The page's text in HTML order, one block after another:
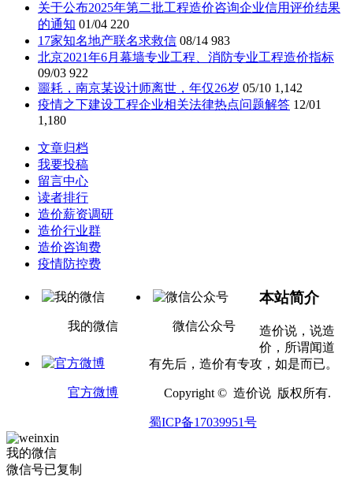
关于公布2025年第二批工程造价咨询企业信用评价结果
的通知 01/04 220
17家知名地产联名求救信 08/14 983
北京2021年6月幕墙专业工程、消防专业工程造价指标
09/03 922
噩耗，南京某设计师离世，年仅26岁 05/10 1,142
疫情之下建设工程企业相关法律热点问题解答 12/01
1,180
文章归档
我要投稿
留言中心
读者排行
造价薪资调研
造价行业群
造价咨询费
疫情防控费
我的微信 微信公众号
官方微博
本站简介
造价说，说造
价，所谓闻道
有先后，造价有专攻，如是而已。
Copyright © 造价说 版权所有.
蜀ICP备17039951号
我的微信
微信号已复制